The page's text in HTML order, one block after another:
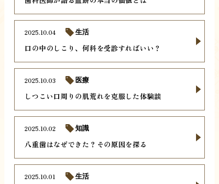
口の中のしこり、何科を受診すればいい？
2025.10.04 生活
しつこい口周りの肌荒れを克服した体験談
2025.10.03 医療
八重歯はなぜできた？その原因を探る
2025.10.02 知識
2025.10.01 生活